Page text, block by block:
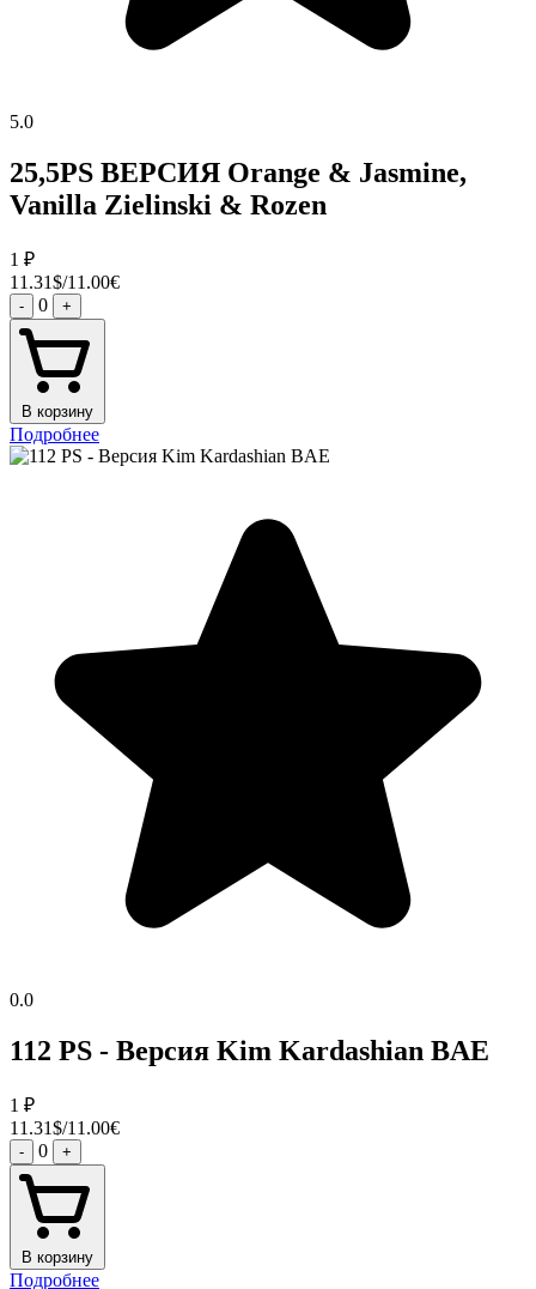
5.0
25,5PS ВЕРСИЯ Orange & Jasmine,
Vanilla Zielinski & Rozen
1 ₽
11.31$/11.00€
- 0 +
В корзину
Подробнее
0.0
112 PS - Версия Kim Kardashian BAE
1 ₽
11.31$/11.00€
- 0 +
В корзину
Подробнее